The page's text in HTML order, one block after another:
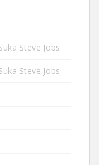
Steve Jobs
Steve Jobs